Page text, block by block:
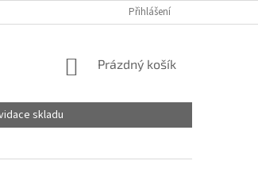
Přihlášení
NÁKUPNÍ
Prázdný košík
skladu